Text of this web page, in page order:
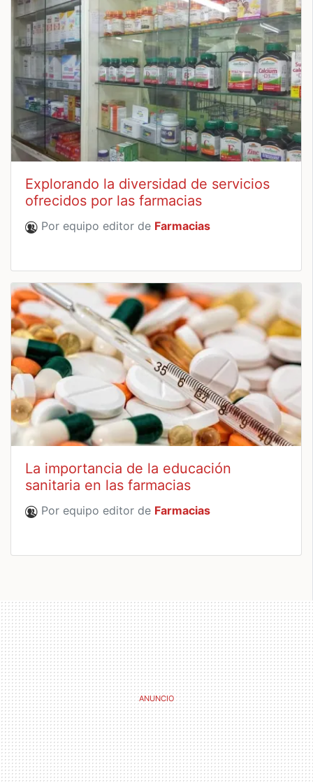
Explorando la diversidad de servicios
ofrecidos por las farmacias
Por equipo editor de Farmacias
La importancia de la educación
sanitaria en las farmacias
Por equipo editor de Farmacias